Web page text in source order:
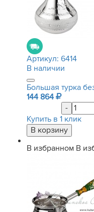
Артикул: 6414
В наличии
Большая турка
144 864
-
Купить в 1 клик
В избранном В